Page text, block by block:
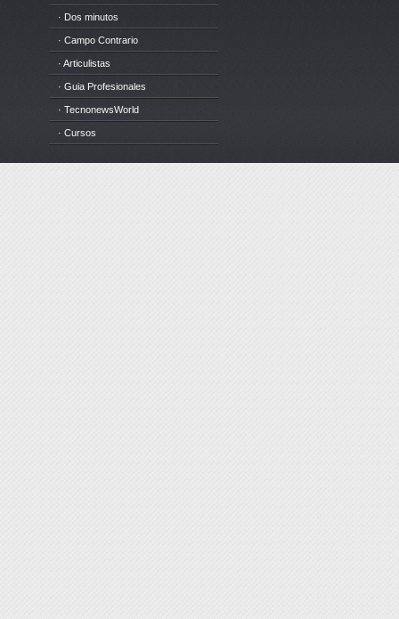
· Dos minutos
· Campo Contrario
· Articulistas
· Guia Profesionales
· TecnonewsWorld
· Cursos